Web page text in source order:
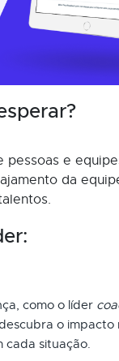
pessoas e
da
como o líder
o impacto
cada situação.